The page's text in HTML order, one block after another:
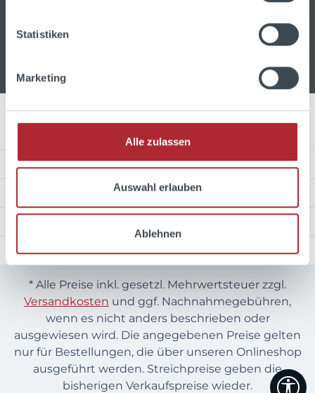
Statistiken
Marketing
Alle zulassen
Auswahl erlauben
Ablehnen
Service Hotline
Unsere Zahlungsarten
Auszeichnungen
* Alle Preise inkl. gesetzl. Mehrwertsteuer zzgl.
Versandkosten und ggf. Nachnahmegebühren,
wenn es nicht anders beschrieben oder
ausgewiesen wird. Die angegebenen Preise gelten
nur für Bestellungen, die über unseren Onlineshop
ausgeführt werden. Streichpreise geben die
bisherigen Verkaufspreise wieder.